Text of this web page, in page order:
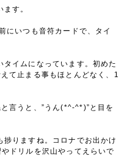
す。
にいつも音符カードで、タイ
イムになっています。初めた
て止まる事もほとんどなく、1
言うと、”うん(*^-^*)”と目を
りますね。コロナでお出かけ
ドリルを沢山やってえらいで